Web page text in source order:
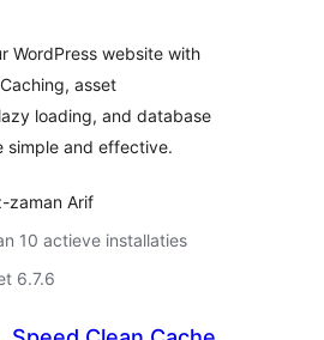
WordPress website with
asset
loading, and database
simple and effective.
zaman Arif
10 actieve installaties
6.7.6